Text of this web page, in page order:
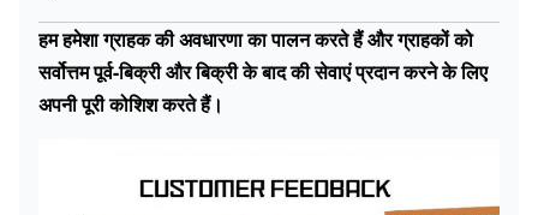
हम हमेशा ग्राहक की अवधारणा का पालन करते हैं और ग्राहकों को
सर्वोत्तम पूर्व-बिक्री और बिक्री के बाद की सेवाएं प्रदान करने के लिए
अपनी पूरी कोशिश करते हैं।